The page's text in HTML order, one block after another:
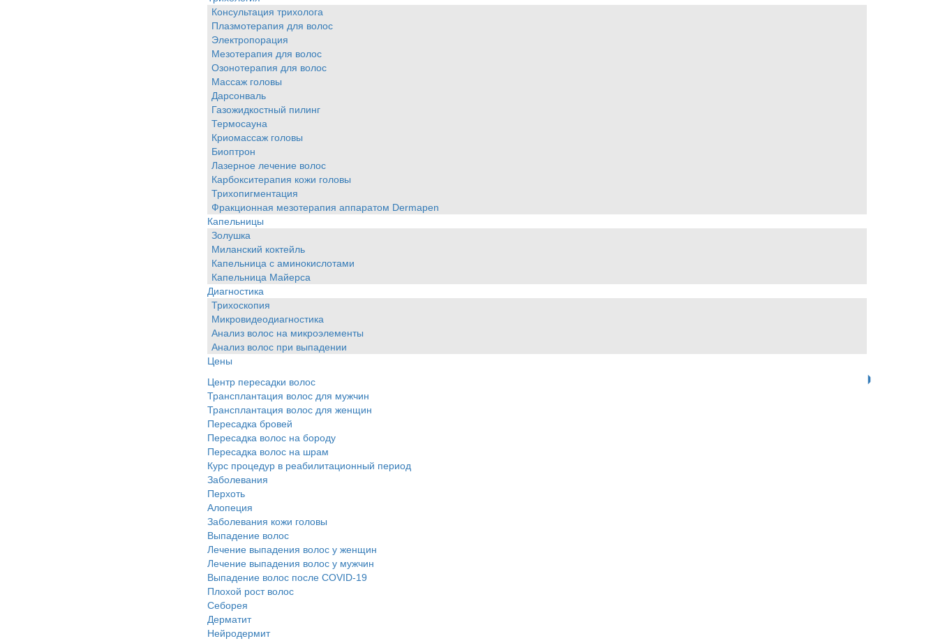
Консультация трихолога
Плазмотерапия для волос
Электропорация
Мезотерапия для волос
Озонотерапия для волос
Массаж головы
Дарсонваль
Газожидкостный пилинг
Термосауна
Криомассаж головы
Биоптрон
Лазерное лечение волос
Карбокситерапия кожи головы
Трихопигментация
Фракционная мезотерапия аппаратом Dermapen
Капельницы
Золушка
Миланский коктейль
Капельница с аминокислотами
Капельница Майерса
Диагностика
Трихоскопия
Микровидеодиагностика
Анализ волос на микроэлементы
Анализ волос при выпадении
Цены
Центр пересадки волос
Трансплантация волос для мужчин
Трансплантация волос для женщин
Пересадка бровей
Пересадка волос на бороду
Пересадка волос на шрам
Курс процедур в реабилитационный период
Заболевания
Перхоть
Алопеция
Заболевания кожи головы
Выпадение волос
Лечение выпадения волос у женщин
Лечение выпадения волос у мужчин
Выпадение волос после COVID-19
Плохой рост волос
Cеборея
Дерматит
Нейродермит